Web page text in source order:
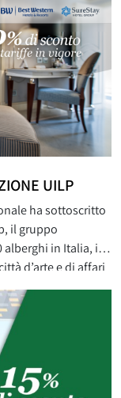
UILP
ha sottoscritto
il gruppo
alberghi in Italia, in
d’arte e di affari
laghi, alle terme e